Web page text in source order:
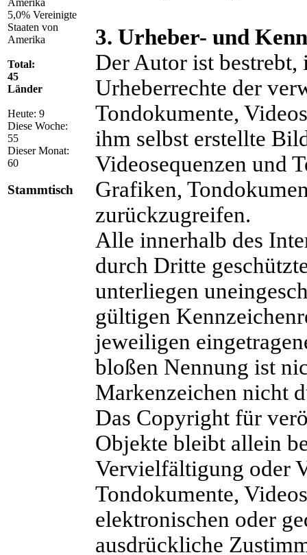
5,0% Vereinigte
Staaten von
Amerika
Total:
45
Länder
Heute: 9
Diese Woche:
55
Dieser Monat:
60
Stammtisch
3. Urheber- und
Der Autor ist
Urheberrechte der
Tondokumente,
ihm selbst erstellte
Videosequenzen und
Grafiken,
zurückzugreifen.
Alle innerhalb des
durch Dritte
unterliegen
gültigen
jeweiligen
bloßen Nennung ist
Markenzeichen nicht
Das Copyright für
Objekte bleibt allein
Vervielfältigung oder
Tondokumente,
elektronischen oder
ausdrückliche